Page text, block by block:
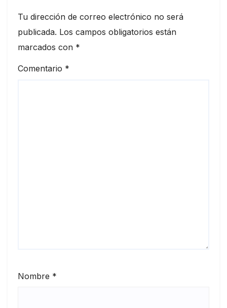
Tu dirección de correo electrónico no será
publicada. Los campos obligatorios están
marcados con *
Comentario *
Nombre *